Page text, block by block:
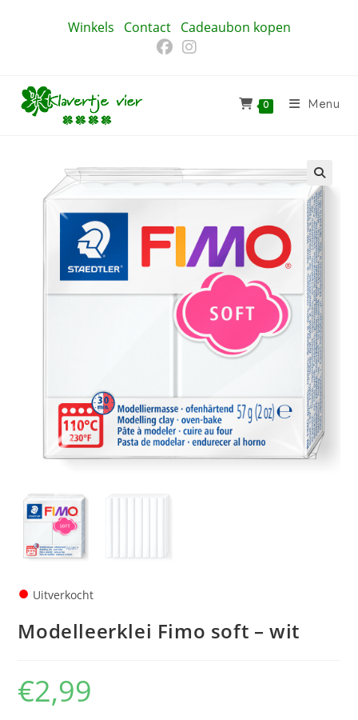
Winkels Contact Cadeaubon kopen
0 Menu
🔍
● Uitverkocht
Modelleerklei Fimo soft – wit
€2,99